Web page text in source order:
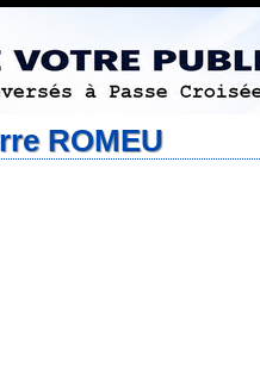
ROMEU